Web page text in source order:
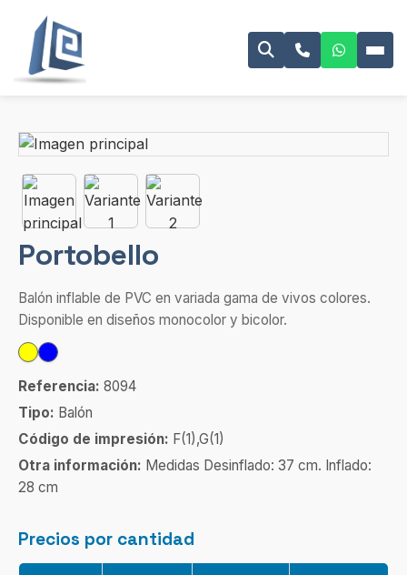
Portobello
Balón inflable de PVC en variada gama de vivos colores.
Disponible en diseños monocolor y bicolor.
Referencia: 8094
Tipo: Balón
Código de impresión: F(1),G(1)
Otra información: Medidas Desinflado: 37 cm. Inflado:
28 cm
Precios por cantidad